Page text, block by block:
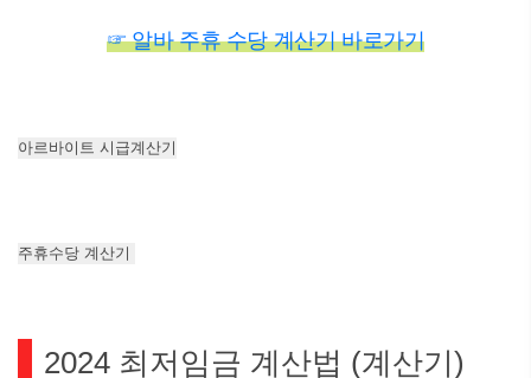
☞알바 주휴 수당 계산기 바로가기
아르바이트 시급계산기
주휴수당 계산기
2024 최저임금 계산법 (계산기)